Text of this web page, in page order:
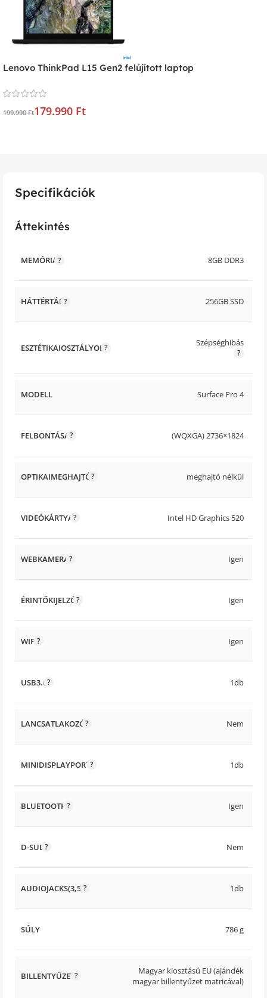
Lenovo ThinkPad L15 Gen2 felújított laptop
199.990 Ft179.990 Ft
Specifikációk
Áttekintés
MEMÓRIA 8GB DDR3
HÁTTÉRTÁR 256GB SSD
ESZTÉTIKAIOSZTÁLYOK Szépséghibás
MODELL Surface Pro 4
FELBONTÁSA (WQXGA) 2736×1824
OPTIKAIMEGHAJTÓ meghajtó nélkül
VIDEÓKÁRTYA Intel HD Graphics 520
WEBKAMERA Igen
ÉRINTŐKIJELZŐ Igen
WIFI Igen
USB3.0 1db
LANCSATLAKOZÓ Nem
MINIDISPLAYPORT 1db
BLUETOOTH Igen
D-SUB Nem
AUDIOJACKS(3,5) 1db
SÚLY 786 g
BILLENTYŰZET
Magyar kiosztású EU (ajándék
magyar billentyűzet matricával)